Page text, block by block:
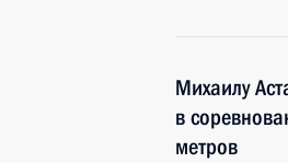
Михаилу
в
метров